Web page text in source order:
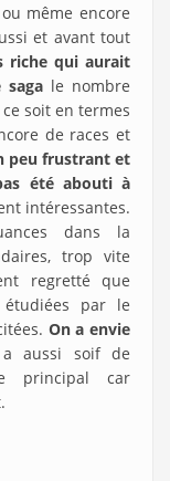
même encore
et avant tout
riche qui aurait
le nombre
soit en termes
de races et
peu frustrant et
été abouti à
intéressantes.
dans la
trop vite
regretté que
par le
On a envie
aussi soif de
principal car